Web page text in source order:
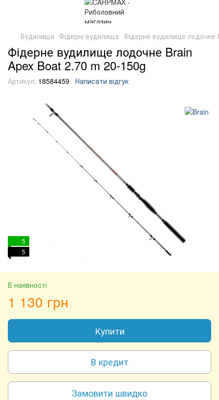
Вудилища Фідерні вудилища Фідерне вудилище лодочне
Фідерне вудилище лодочне Brain
Apex Boat 2.70 m 20-150g
Артикул: 18584459 Написати відгук
5
5
В наявності
1 130 грн
Купити
В кредит
Замовити швидко